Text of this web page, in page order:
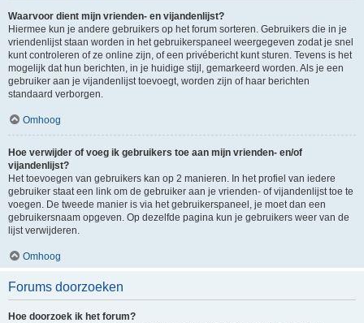
Waarvoor dient mijn vrienden- en vijandenlijst?
Hiermee kun je andere gebruikers op het forum sorteren. Gebruikers die in je
vriendenlijst staan worden in het gebruikerspaneel weergegeven zodat je snel
kunt controleren of ze online zijn, of een privébericht kunt sturen. Tevens is het
mogelijk dat hun berichten, in je huidige stijl, gemarkeerd worden. Als je een
gebruiker aan je vijandenlijst toevoegt, worden zijn of haar berichten
standaard verborgen.
Omhoog
Hoe verwijder of voeg ik gebruikers toe aan mijn vrienden- en/of
vijandenlijst?
Het toevoegen van gebruikers kan op 2 manieren. In het profiel van iedere
gebruiker staat een link om de gebruiker aan je vrienden- of vijandenlijst toe te
voegen. De tweede manier is via het gebruikerspaneel, je moet dan een
gebruikersnaam opgeven. Op dezelfde pagina kun je gebruikers weer van de
lijst verwijderen.
Omhoog
Forums doorzoeken
Hoe doorzoek ik het forum?